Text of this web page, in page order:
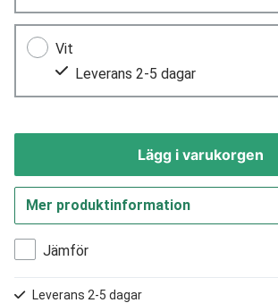
Vit
Leverans 2-5 dagar
Lägg i varukorgen
Gå till kassan
Mer produktinformation
Jämför
Leverans 2-5 dagar